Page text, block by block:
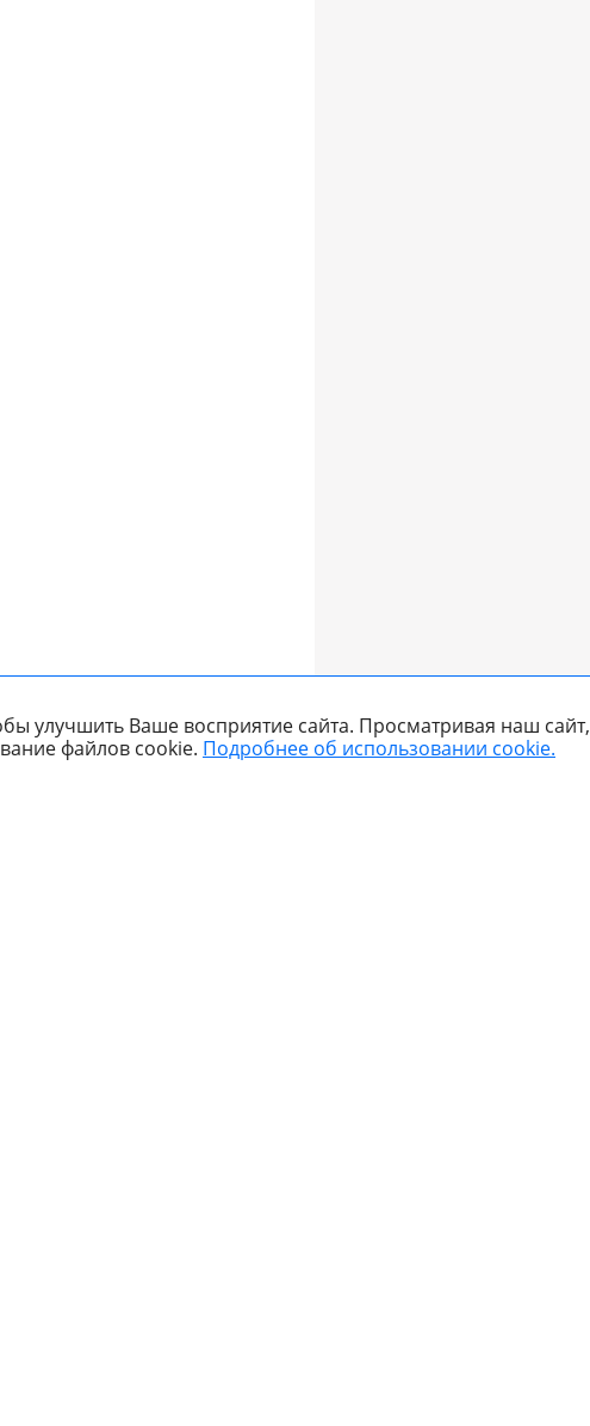
улучшить Ваше восприятие сайта. Просматривая наш сайт,
файлов cookie. Подробнее об использовании cookie.